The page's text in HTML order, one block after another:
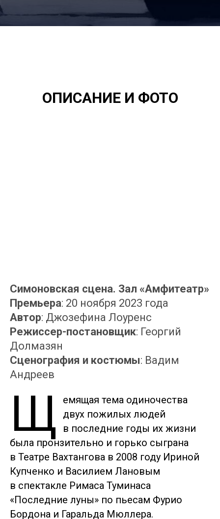
ОПИСАНИЕ И ФОТО
Симоновская сцена. Зал «Амфитеатр»
Премьера: 20 ноября 2023 года
Автор: Джозефина Лоуренс
Режиссер-постановщик: Георгий
Долмазян
Сценография и костюмы: Вадим
Андреев
Щ
емящая тема одиночества
двух пожилых людей
в последние годы их жизни
была пронзительно и горько сыграна
в Театре Вахтангова в 2008 году Ириной
Купченко и Василием Лановым
в спектакле Римаса Туминаса
«Последние луны» по пьесам Фурио
Бордона и Гаральда Мюллера.